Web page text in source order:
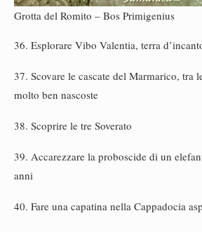
Grotta del Romito – Bos Primigenius
36. Esplorare Vibo Valentia, terra
37. Scovare le cascate del Marmarico, tra
molto ben nascoste
38. Scoprire le tre Soverato
39. Accarezzare la proboscide di un
anni
40. Fare una capatina nella Cappadocia